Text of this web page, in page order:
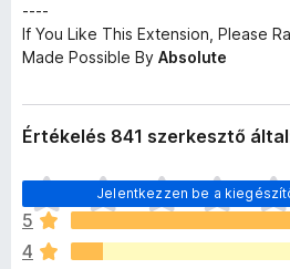
----
If You Like This Extension, Please
Made Possible By Absolute
Értékelés 841 szerkesztő
Jelentkezzen be a
M
é
g
n
5
4